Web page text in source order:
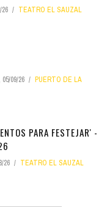
TEATRO EL SAUZAL
05/09/26
PUERTO DE LA
PARA FESTEJAR' -
26 TEATRO EL SAUZAL